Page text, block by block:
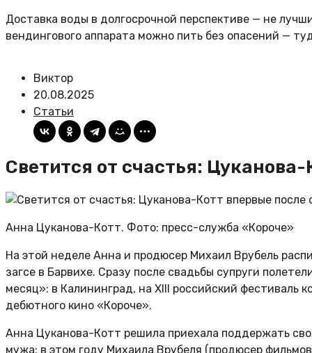
Доставка воды в долгосрочной перспективе — не
вендингового аппарата можно пить без опасений —
Виктор
20.08.2025
Статьи
Светится от счастья:
Анна Цуканова-Котт. Фото: пресс-служба «Короче»
На этой неделе Анна и продюсер Михаил Врубель
загсе в Барвихе. Сразу после свадьбы супруги
месяц»: в Калининград, на XIII российский фестиваль
дебютного кино «Короче».
Анна Цуканова-Котт решила приехала поддержать
мужа: в этом году Михаила Врубеля (продюсер